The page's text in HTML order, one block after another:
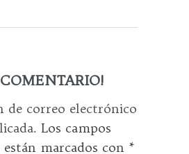
de correo electrónico
Los campos
marcados con *